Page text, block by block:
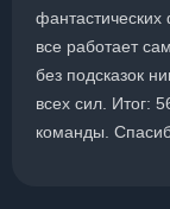
фантастических
все работает
без подсказок
всех сил. Итог:
команды.